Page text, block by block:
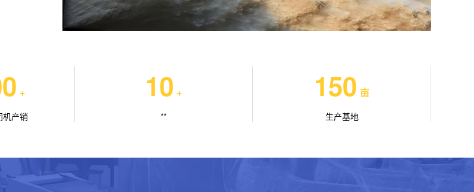
+
机产销
10 +
**
150 亩
生产基地